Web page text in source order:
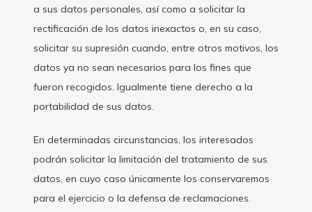
a sus datos personales, así como a solicitar la
rectificación de los datos inexactos o, en su caso,
solicitar su supresión cuando, entre otros motivos, los
datos ya no sean necesarios para los fines que
fueron recogidos. Igualmente tiene derecho a la
portabilidad de sus datos.
En determinadas circunstancias, los interesados
podrán solicitar la limitación del tratamiento de sus
datos, en cuyo caso únicamente los conservaremos
para el ejercicio o la defensa de reclamaciones.